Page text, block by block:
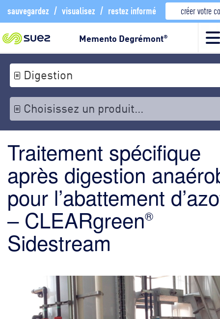
sauvegardez / visualisez / restez informé créer votre
Memento Degrémont®
Digestion
Choisissez un produit...
Traitement spécifique
après digestion
pour l’abattement
– CLEARgreen®
Sidestream